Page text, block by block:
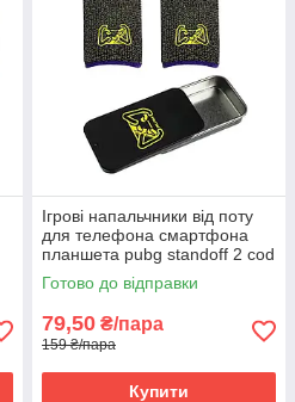
Ігрові напальчники від поту
для телефона смартфона
планшета pubg standoff 2 cod
MyButtons 1 пара
Готово до відправки
79,50 ₴/пара
159 ₴/пара
Купити